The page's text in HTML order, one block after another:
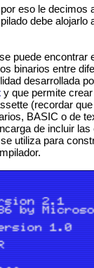
eso le decimos
debe alojarlo
puede encontrar
binarios entre
desarrollada
y que permite
(recordar
BASIC o de
de incluir
utiliza para